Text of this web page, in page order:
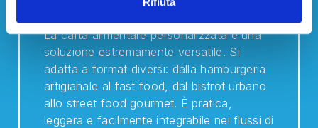
La carta alimentare personalizzata è una
soluzione estremamente versatile. Si
adatta a format diversi: dalla hamburgeria
artigianale al fast food, dal bistrot urbano
allo street food gourmet. È pratica,
leggera e facilmente integrabile nei flussi di